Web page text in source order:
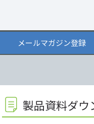
メールマガジン登録
製品資料ダウ